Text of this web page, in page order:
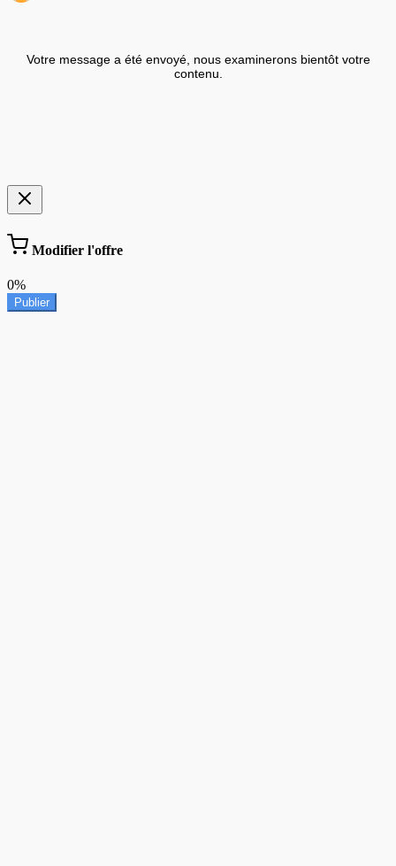
Votre message a été envoyé, nous examinerons bientôt votre
contenu.
Modifier l'offre
0%
Publier